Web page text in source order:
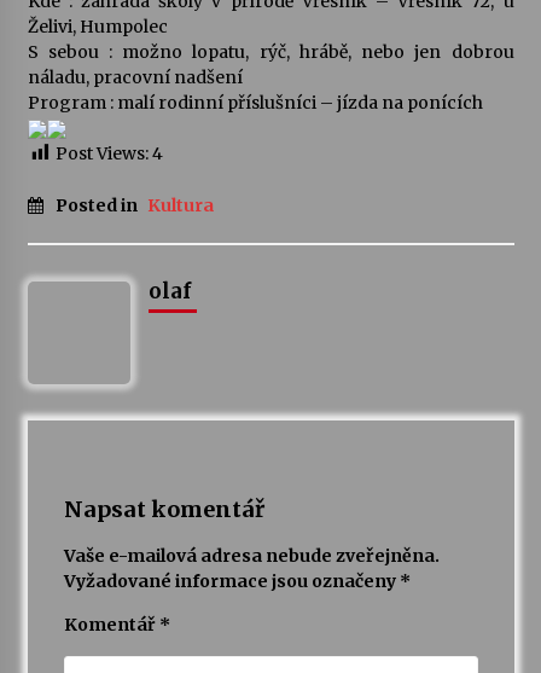
Letní koncerty ve Stromovce: Rufus Miller
Vysočinka
14. 7. 2026
Petr Adamec – Malovaný svět
30. 6. 2026
Želivi, Humpolec
S sebou : možno lopatu, rýč, hrábě, nebo jen dobrou
náladu, pracovní nadšení
Program : malí rodinní příslušníci – jízda na ponících
Post Views:4
Posted in Kultura
olaf
Napsat komentář
Vaše e-mailová adresa nebude zveřejněna.
Vyžadované informace jsou označeny *
Komentář *